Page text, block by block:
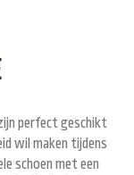
perfect geschikt
wil maken tijdens
schoen met een